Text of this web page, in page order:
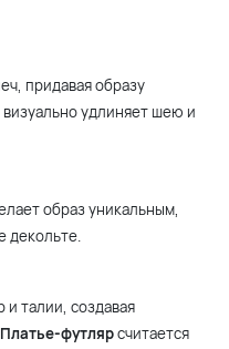
придавая образу
визуально удлиняет шею и
образ уникальным,
декольте.
талии, создавая
Платье-футлярсчитается